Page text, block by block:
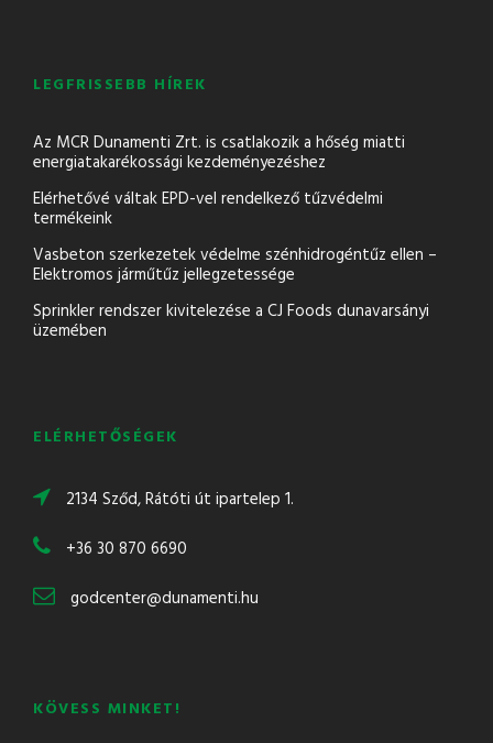
LEGFRISSEBB HÍREK
Az MCR Dunamenti Zrt. is csatlakozik a hőség miatti
energiatakarékossági kezdeményezéshez
Elérhetővé váltak EPD-vel rendelkező tűzvédelmi
termékeink
Vasbeton szerkezetek védelme szénhidrogéntűz ellen –
Elektromos járműtűz jellegzetessége
Sprinkler rendszer kivitelezése a CJ Foods dunavarsányi
üzemében
ELÉRHETŐSÉGEK
2134 Sződ, Rátóti út ipartelep 1.
+36 30 870 6690
godcenter@dunamenti.hu
KÖVESS MINKET!